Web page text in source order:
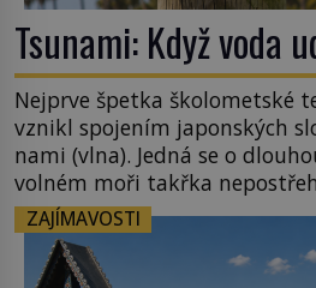
Tsunami: Když voda
Nejprve špetka školometské
vznikl spojením japonských
nami (vlna). Jedná se o
volném moři takřka
vlnová délka tsunami i 300
na volném moři je
podobné obří vlny obávat i v
ZAJÍMAVOSTI